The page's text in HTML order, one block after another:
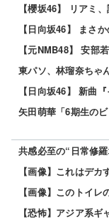
【櫻坂46】 リアミ
【元NMB48】 安部
東パソ、林瑠奈ちゃ
共感必至の“日常修羅